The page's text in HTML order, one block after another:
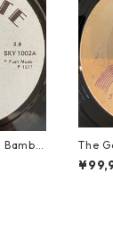
Bamba
The
Girl【